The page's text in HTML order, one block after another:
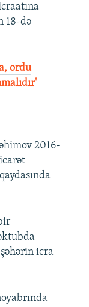
18-də
ordu
2016-
icra